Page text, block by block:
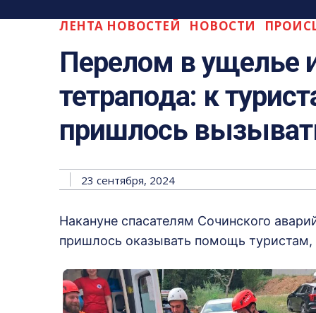
ЛЕНТА НОВОСТЕЙ НОВОСТИ
Перелом в ущелье
тетрапода: к
пришлось
23 сентября, 2024
Накануне спасателям Сочинского
пришлось оказывать помощь